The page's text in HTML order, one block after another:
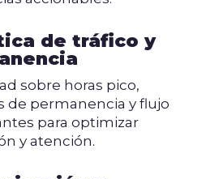
de tráfico y
sobre horas pico,
de permanencia y flujo
para optimizar
y atención.